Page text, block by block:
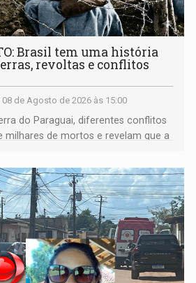
Brasil tem uma história
revoltas e conflitos
08 de Agosto de 2026 às 15:00
do Paraguai, diferentes conflitos
milhares de mortos e revelam que a